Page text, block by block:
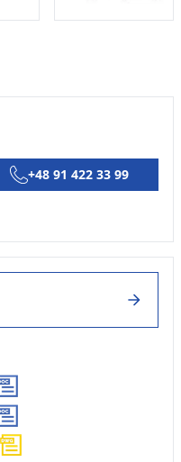
+48 91 422 33 99